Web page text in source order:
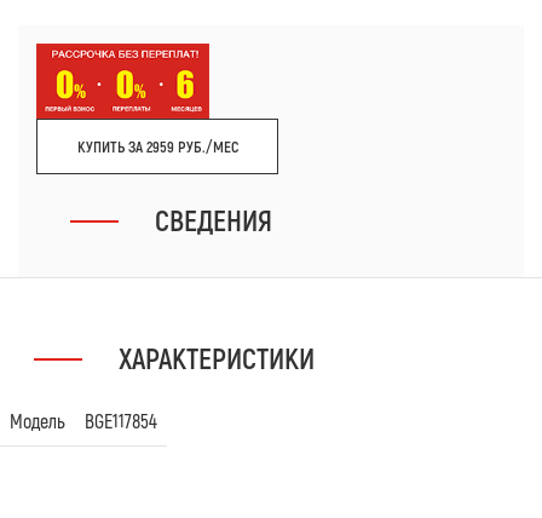
КУПИТЬ ЗА 2959 РУБ./МЕС
СВЕДЕНИЯ
ХАРАКТЕРИСТИКИ
Модель BGE117854